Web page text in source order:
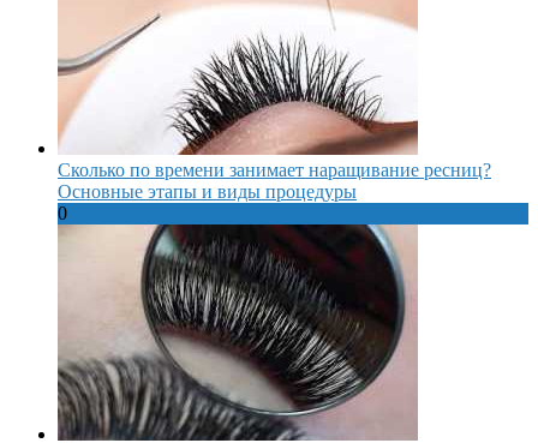
Сколько по времени занимает наращивание ресниц?
Основные этапы и виды процедуры
0